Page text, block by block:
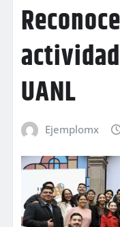
UANL
Ejemplomx